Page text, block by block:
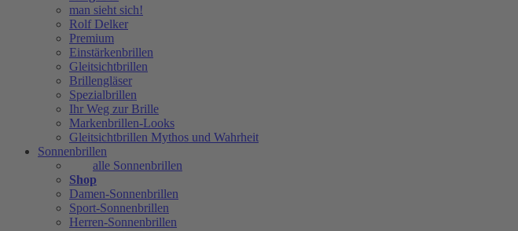
man sieht sich!
Rolf Delker
Premium
Einstärkenbrillen
Gleitsichtbrillen
Brillengläser
Spezialbrillen
Ihr Weg zur Brille
Markenbrillen-Looks
Gleitsichtbrillen Mythos und Wahrheit
Sonnenbrillen
alle Sonnenbrillen
Shop
Damen-Sonnenbrillen
Sport-Sonnenbrillen
Herren-Sonnenbrillen